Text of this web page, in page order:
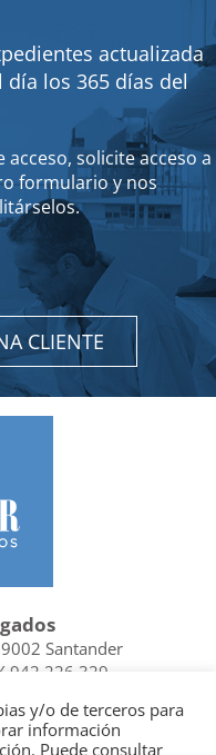
actualizada
día los 365 días del
solicite acceso a
formulario y nos
CLIENTE
Santander
942 226 329
Linkedin
y/o de terceros para
información
Puede consultar